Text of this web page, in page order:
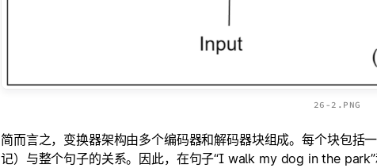
26-2.PNG
简而言之，变换器架构由多个编码器和解码器块组成。每个块包括
记）与整个句子的关系。因此，在句子“I walk my dog in the